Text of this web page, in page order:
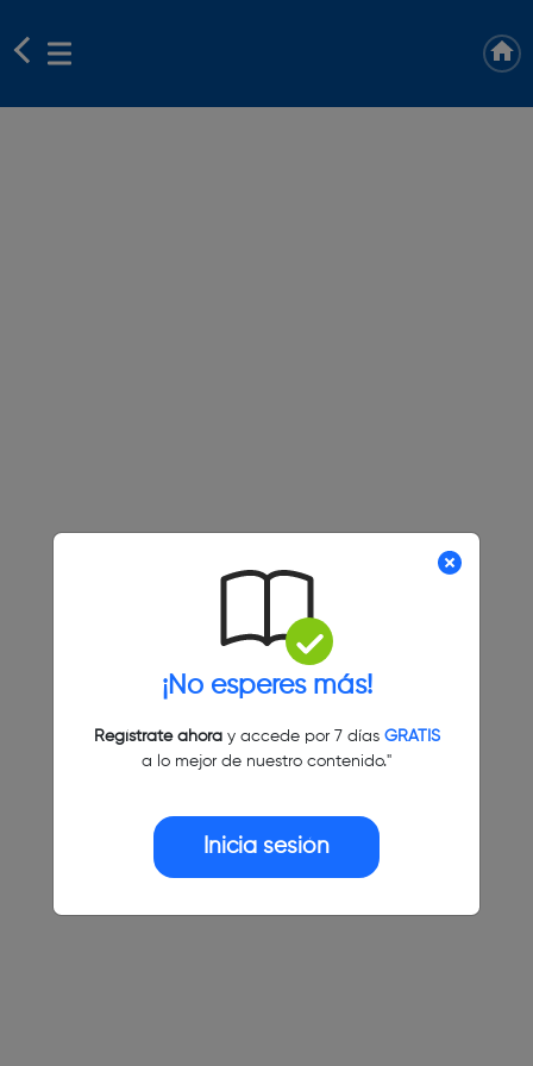
¡No esperes más!
Regístrate ahoray accede por 7 días GRATIS
a lo mejor de nuestro contenido."
Inicia sesión